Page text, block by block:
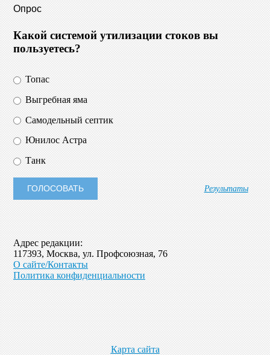
Опрос
Какой системой утилизации стоков вы
пользуетесь?
Топас
Выгребная яма
Самодельный септик
Юнилос Астра
Танк
Результаты
Адрес редакции:
117393, Москва, ул. Профсоюзная, 76
О сайте/Контакты
Политика конфиденциальности
Карта сайта